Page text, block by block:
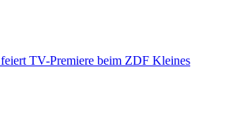
feiert TV-Premiere beim ZDF Kleines